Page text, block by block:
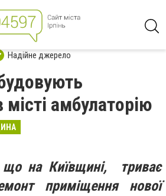
Надійне джерело
амбулаторію
що на Київщині, триває
приміщення нової